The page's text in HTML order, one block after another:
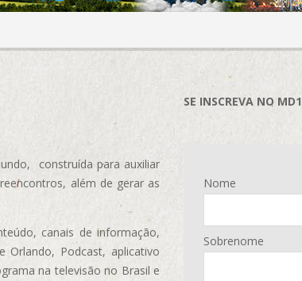
construída para auxiliar
além de gerar as
canais de informação,
Podcast, aplicativo
na televisão no Brasil e
SE INSCREVA NO MD1
Nome
Sobrenome